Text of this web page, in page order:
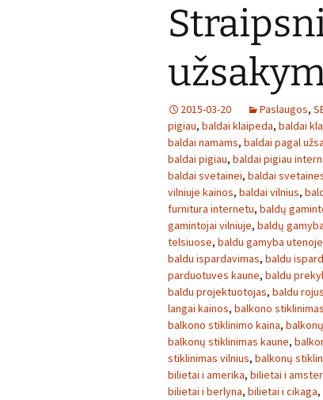
2015-03-20 Paslaugos,
pigiau, baldai klaipeda, baldai
baldai namams, baldai pagal
baldai pigiau, baldai pigiau
baldai svetainei, baldai
vilniuje kainos, baldai vilnius,
furnitura internetu, baldų
gamintojai vilniuje, baldų gamyba
telsiuose, baldu gamyba utenoje
baldu ispardavimas, baldu
parduotuves kaune, baldu
baldu projektuotojas, baldu rojus
langai kainos, balkono stiklinimas
balkono stiklinimo kaina,
balkonų stiklinimas kaune,
stiklinimas vilnius, balkonų
bilietai i amerika, bilietai i
bilietai i berlyna, bilietai i cikaga,